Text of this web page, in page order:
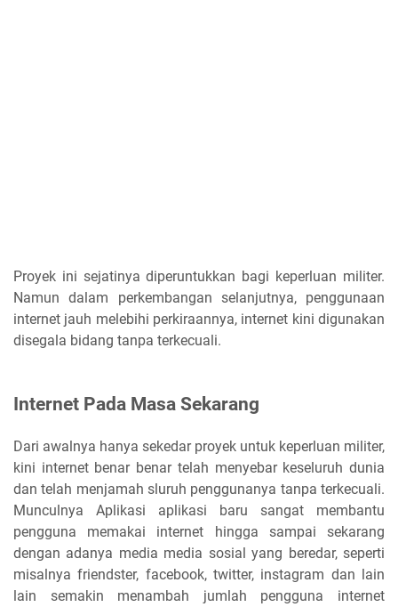
Proyek ini sejatinya diperuntukkan bagi keperluan militer.
Namun dalam perkembangan selanjutnya, penggunaan
internet jauh melebihi perkiraannya, internet kini digunakan
disegala bidang tanpa terkecuali.
Internet Pada Masa Sekarang
Dari awalnya hanya sekedar proyek untuk keperluan militer,
kini internet benar benar telah menyebar keseluruh dunia
dan telah menjamah sluruh penggunanya tanpa terkecuali.
Munculnya Aplikasi aplikasi baru sangat membantu
pengguna memakai internet hingga sampai sekarang
dengan adanya media media sosial yang beredar, seperti
misalnya friendster, facebook, twitter, instagram dan lain
lain semakin menambah jumlah pengguna internet